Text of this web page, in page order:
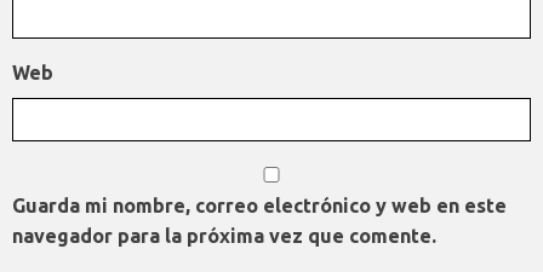
Web
Guarda mi nombre, correo electrónico y web en este
navegador para la próxima vez que comente.